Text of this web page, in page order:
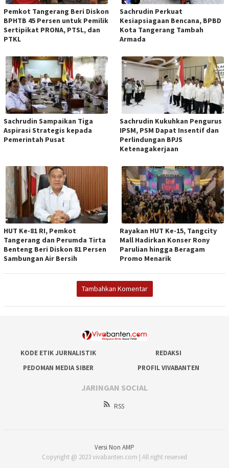
Pemkot Tangerang Beri Diskon
BPHTB 45 Persen untuk Pemilik
Sertipikat PRONA, PTSL, dan
PTKL
Sachrudin Perkuat
Kesiapsiagaan Bencana, BPBD
Kota Tangerang Tambah
Armada
Sachrudin Sampaikan Tiga
Aspirasi Strategis kepada
Pemerintah Pusat
Sachrudin Kukuhkan Pengurus
IPSM, PSM Dapat Insentif dan
Perlindungan BPJS
Ketenagakerjaan
HUT Ke-81 RI, Pemkot
Tangerang dan Perumda Tirta
Benteng Beri Diskon 81 Persen
Sambungan Air Bersih
Rayakan HUT Ke-15, Tangcity
Mall Hadirkan Konser Rony
Parulian hingga Beragam
Promo Menarik
Tambahkan Komentar
KODE ETIK JURNALISTIK
REDAKSI
PEDOMAN MEDIA SIBER
PROFIL VIVABANTEN
JARINGAN SOCIAL
RSS
Versi Non AMP
Copyright @ 2023 vivabanten.com | All right reserved